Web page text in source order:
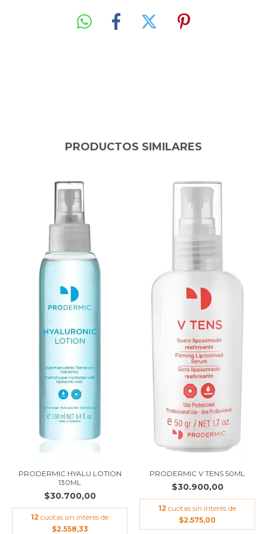
para todo el rostro en todas las épocas del año.
PRODUCTOS SIMILARES
PRODERMIC HYALU LOTION
130ML
$30.700,00
12 cuotas sin interés de
$2.558,33
PRODERMIC V TENS 50ML
$30.900,00
12 cuotas sin interés de
$2.575,00